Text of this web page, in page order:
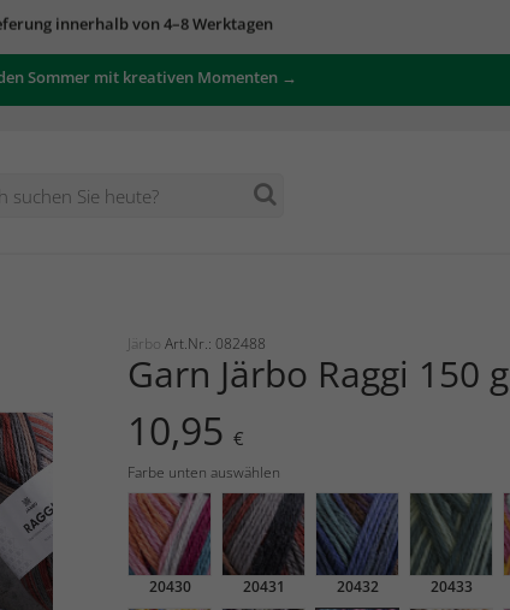
Zu unseren Angeboten
Sommer mit kreativen Momenten →
Järbo Art.Nr.: 082488
Garn Järbo Raggi 150 g
10,95 €
Farbe unten auswählen
20430 20431 20432 20433